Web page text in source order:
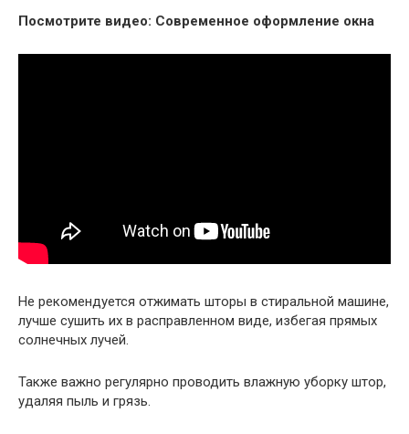
Посмотрите видео: Современное оформление окна
Не рекомендуется отжимать шторы в стиральной машине,
лучше сушить их в расправленном виде, избегая прямых
солнечных лучей.
Также важно регулярно проводить влажную уборку штор,
удаляя пыль и грязь.